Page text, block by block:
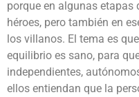
porque en algunas etapas
héroes, pero también en
los villanos. El tema es
equilibrio es sano, para
independientes,
ellos entiendan que la